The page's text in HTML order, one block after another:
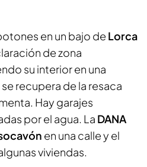
en un bajo de Lorca
de zona
su interior en una
recupera de la resaca
Hay garajes
por el agua. La DANA
en una calle y el
viviendas.